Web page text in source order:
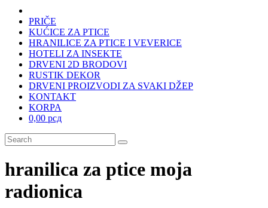
PRIČE
KUĆICE ZA PTICE
HRANILICE ZA PTICE I VEVERICE
HOTELI ZA INSEKTE
DRVENI 2D BRODOVI
RUSTIK DEKOR
DRVENI PROIZVODI ZA SVAKI DŽEP
KONTAKT
KORPA
0,00 рсд
hranilica za ptice moja
radionica